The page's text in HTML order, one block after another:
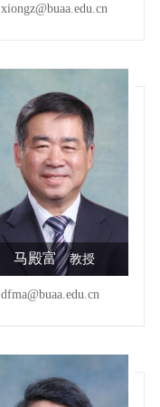
xiongz@buaa.edu.cn
马殿富 教授
dfma@buaa.edu.cn